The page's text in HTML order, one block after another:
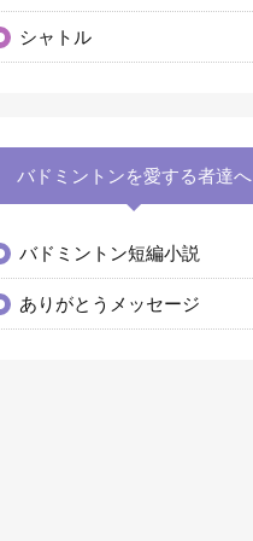
シャトル
バドミントンを愛する者達へ
バドミントン短編小説
ありがとうメッセージ